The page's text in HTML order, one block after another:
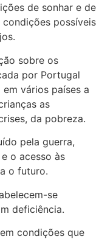
de sonhar e de
possíveis
sobre os
por Portugal
vários países a
as
da pobreza.
pela guerra,
o acesso às
o futuro.
se
deficiência.
condições que